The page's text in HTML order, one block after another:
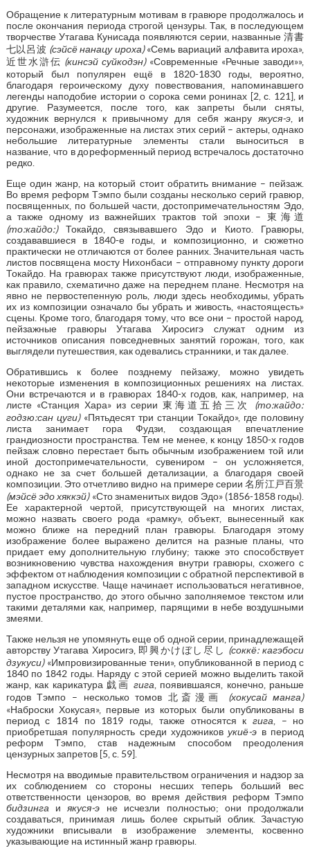
Обращение к литературным мотивам в гравюре продолжалось и
после окончания периода строгой цензуры. Так, в последующем
творчестве Утагава Кунисада появляются серии, названные 清書
七以呂波 (сэйсё нанацу ироха)«Семь вариаций алфавита ироха»,
近世水滸伝 (кинсэй суйкодэн)«Современные «Речные заводи»»,
который был популярен ещё в 1820-1830 годы, вероятно,
благодаря героическому духу повествования, напоминавшего
легенды наподобие истории о сорока семи ронинах [2, с. 121], и
другие. Разумеется, после того, как запреты были сняты,
художник вернулся к привычному для себя жанру якуся-э, и
персонажи, изображенные на листах этих серий – актеры, однако
небольшие литературные элементы стали выноситься в
название, что в дореформенный период встречалось достаточно
редко.
Еще один жанр, на который стоит обратить внимание – пейзаж.
Во время реформ Тэмпо были созданы несколько серий гравюр,
посвященных, по большей части, достопримечательностям Эдо,
а также одному из важнейших трактов той эпохи – 東海道
(то:кайдо:)Токайдо, связывавшего Эдо и Киото. Гравюры,
создававшиеся в 1840-е годы, и композиционно, и сюжетно
практически не отличаются от более ранних. Значительная часть
листов посвящена мосту Нихонбаси – отправному пункту дороги
Токайдо. На гравюрах также присутствуют люди, изображенные,
как правило, схематично даже на переднем плане. Несмотря на
явно не первостепенную роль, люди здесь необходимы, убрать
их из композиции означало бы убрать и живость, «настоящесть»
сцены. Кроме того, благодаря тому, что все они – простой народ,
пейзажные гравюры Утагава Хиросигэ служат одним из
источников описания повседневных занятий горожан, того, как
выглядели путешествия, как одевались странники, и так далее.
Обратившись к более позднему пейзажу, можно увидеть
некоторые изменения в композиционных решениях на листах.
Они встречаются и в гравюрах 1840-х годов, как, например, на
листе «Станция Хара» из серии 東海道五拾三次 (то:кайдо:
годзю:сан цуги)«Пятьдесят три станции Токайдо», где половину
листа занимает гора Фудзи, создающая впечатление
грандиозности пространства. Тем не менее, к концу 1850-х годов
пейзаж словно перестает быть обычным изображением той или
иной достопримечательности, сувениром – он усложняется,
однако не за счет большей детализации, а благодаря своей
композиции. Это отчетливо видно на примере серии 名所江戸百景
(мэйсё эдо хяккэй)«Сто знаменитых видов Эдо» (1856-1858 годы).
Ее характерной чертой, присутствующей на многих листах,
можно назвать своего рода «рамку», объект, вынесенный как
можно ближе на передний план гравюры. Благодаря этому
изображение более выражено делится на разные планы, что
придает ему дополнительную глубину; также это способствует
возникновению чувства нахождения внутри гравюры, схожего с
эффектом от наблюдения композиции с обратной перспективой в
западном искусстве. Чаще начинает использоваться негативное,
пустое пространство, до этого обычно заполняемое текстом или
такими деталями как, например, парящими в небе воздушными
змеями.
Также нельзя не упомянуть еще об одной серии, принадлежащей
авторству Утагава Хиросигэ, 即興かけぼし尽し (соккё: кагэбоси
дзукуси)«Импровизированные тени», опубликованной в период с
1840 по 1842 годы. Наряду с этой серией можно выделить такой
жанр, как карикатура 戯画 гига , появившаяся, конечно, раньше
годов Тэмпо – несколько томов 北斎漫画 (хокусай манга)
«Наброски Хокусая», первые из которых были опубликованы в
период с 1814 по 1819 годы, также относятся к гига , – но
приобретшая популярность среди художниковукиё-э в период
реформ Тэмпо, став надежным способом преодоления
цензурных запретов [5, с. 59].
Несмотря на вводимые правительством ограничения и надзор за
их соблюдением со стороны несших теперь больший вес
ответственности цензоров, во время действия реформ Тэмпо
бидзинга иякуся-э не исчезли полностью; они продолжали
создаваться, принимая лишь более скрытый облик. Зачастую
художники вписывали в изображение элементы, косвенно
указывающие на истинный жанр гравюры.